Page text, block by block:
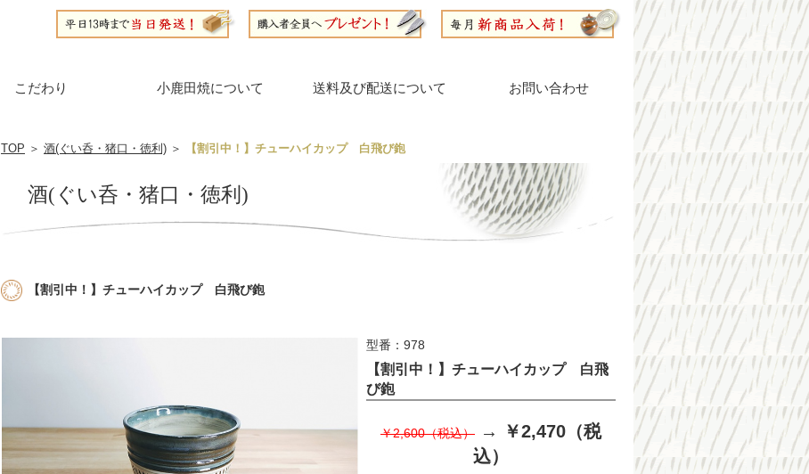
こだわり 小鹿田焼について 送料及び配送について お問い合わせ
TOP ＞ 酒(ぐい呑・猪口・徳利) ＞ 【割引中！】チューハイカップ 白飛び鉋
酒(ぐい呑・猪口・徳利)
【割引中！】チューハイカップ 白飛び鉋
型番：978
【割引中！】チューハイカップ 白飛
び鉋
￥2,600（税込） →
￥2,470（税
込）